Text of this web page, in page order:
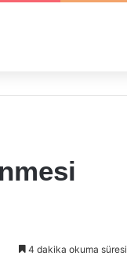
4 dakika okuma süresi